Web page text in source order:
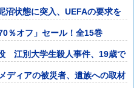
沼状態に突入、UEFAの要求を
％オフ」セール！全15巻
江別大学生殺人事件、19歳で
ディアの被災者、遺族への取材